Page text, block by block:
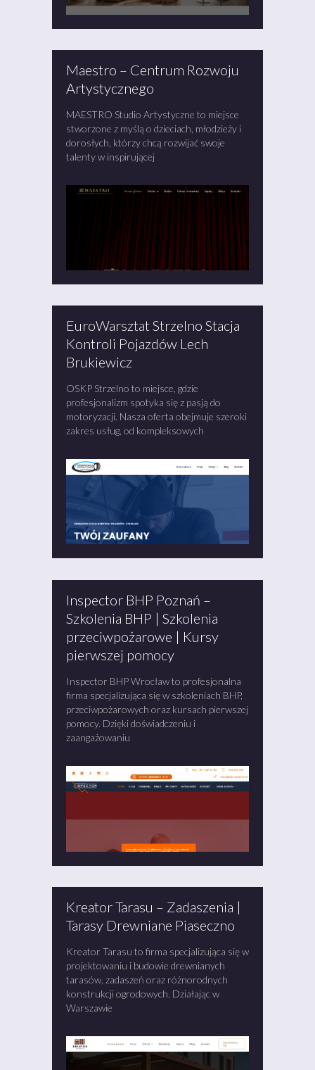
Maestro – Centrum Rozwoju
Artystycznego
MAESTRO Studio Artystyczne to miejsce
stworzone z myślą o dzieciach, młodzieży i
dorosłych, którzy chcą rozwijać swoje
talenty w inspirującej
EuroWarsztat Strzelno Stacja
Kontroli Pojazdów Lech
Brukiewicz
OSKP Strzelno to miejsce, gdzie
profesjonalizm spotyka się z pasją do
motoryzacji. Nasza oferta obejmuje szeroki
zakres usług, od kompleksowych
Inspector BHP Poznań –
Szkolenia BHP | Szkolenia
przeciwpożarowe | Kursy
pierwszej pomocy
Inspector BHP Wrocław to profesjonalna
firma specjalizująca się w szkoleniach BHP,
przeciwpożarowych oraz kursach pierwszej
pomocy. Dzięki doświadczeniu i
zaangażowaniu
Kreator Tarasu – Zadaszenia |
Tarasy Drewniane Piaseczno
Kreator Tarasu to firma specjalizująca się w
projektowaniu i budowie drewnianych
tarasów, zadaszeń oraz różnorodnych
konstrukcji ogrodowych. Działając w
Warszawie